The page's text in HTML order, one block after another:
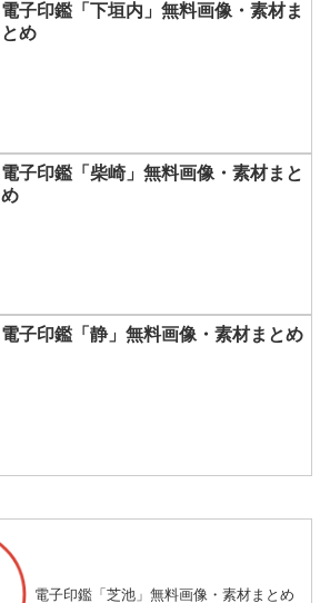
電子印鑑「下垣内」無料画像・素材ま
とめ
電子印鑑「柴崎」無料画像・素材まと
め
電子印鑑「静」無料画像・素材まとめ
電子印鑑「芝池」無料画像・素材まとめ